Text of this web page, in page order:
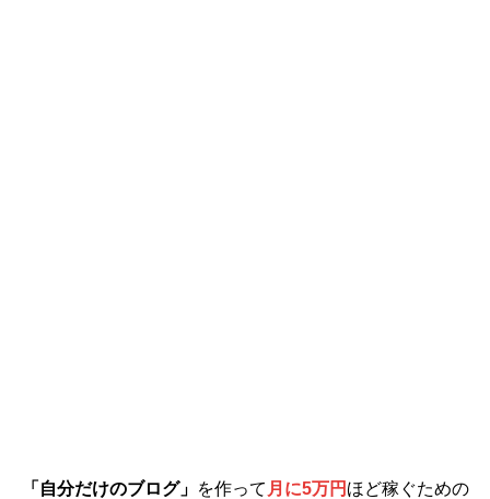
「自分だけのブログ」 を作って 月に5万円 ほど稼ぐための